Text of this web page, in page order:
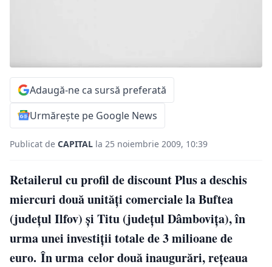
Adaugă-ne ca sursă preferată
Urmărește pe Google News
Publicat de CAPITAL la 25 noiembrie 2009, 10:39
Retailerul cu profil de discount Plus a deschis
miercuri două unităţi comerciale la Buftea
(judeţul Ilfov) şi Titu (judeţul Dâmboviţa), în
urma unei investiţii totale de 3 milioane de
euro. În urma celor două inaugurări, reţeaua